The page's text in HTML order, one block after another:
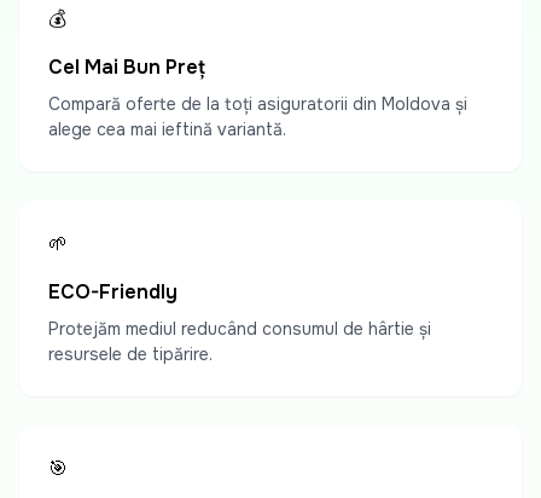
💰
Cel Mai Bun Preț
Compară oferte de la toți asiguratorii din Moldova și
alege cea mai ieftină variantă.
🌱
ECO-Friendly
Protejăm mediul reducând consumul de hârtie și
resursele de tipărire.
🎯